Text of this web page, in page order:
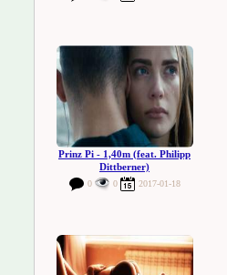
Prinz Pi - 1,40m (feat. Philipp
Dittberner)
0 0 2017-01-18